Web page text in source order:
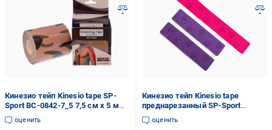
Кинезио тейп Kinesio tape SP-
Sport BC-0842-7_5 7,5 см х 5 м
Beige (186801)
оценить
Кинезио тейп Kinesio tape
преднарезанный SP-Sport
WAIST длина 30 см/20 см
(218383)
оценить